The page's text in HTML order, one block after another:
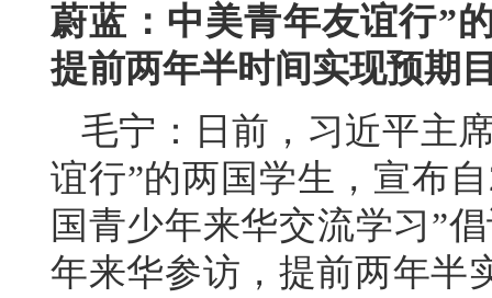
蔚蓝：中美青年友谊行”
提前两年半时间实现预期
毛宁：日前，习近平主
谊行”的两国学生，宣布
国青少年来华交流学习”
年来华参访，提前两年半